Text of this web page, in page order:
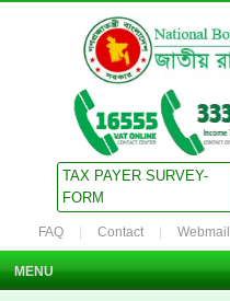
TAX PAYER SURVEY-
FORM
FAQ Contact Webmail
MENU